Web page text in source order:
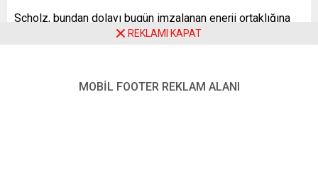
Scholz, bundan dolayı bugün imzalanan enerji ortaklığına
ilişkin deklarasyonu memnuniyetle karşıladığını
REKLAMI KAPAT
MOBİL FOOTER REKLAM ALANI